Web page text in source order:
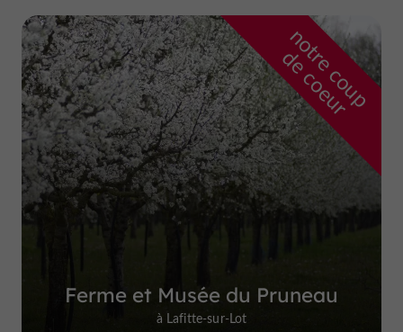
n
o
t
r
e
c
o
u
p
d
e
c
o
e
u
r
Ferme et Musée du Pruneau
à Lafitte-sur-Lot